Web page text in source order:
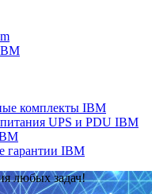
комплекты IBM
UPS и PDU IBM
гарантии IBM
любых задач!